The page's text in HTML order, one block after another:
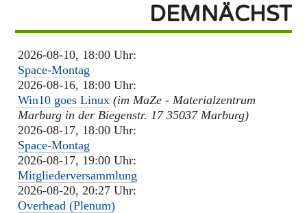
DEMNÄCHST
2026-08-10, 18:00 Uhr:
Space-Montag
2026-08-16, 18:00 Uhr:
Win10 goes Linux (im MaZe - Materialzentrum
Marburg in der Biegenstr. 17 35037 Marburg)
2026-08-17, 18:00 Uhr:
Space-Montag
2026-08-17, 19:00 Uhr:
Mitgliederversammlung
2026-08-20, 20:27 Uhr:
Overhead (Plenum)